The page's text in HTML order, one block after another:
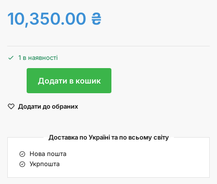
10,350.00 ₴
1 в наявності
Додати в кошик
Додати до обраних
Доставка по Україні та по всьому світу
Нова пошта
Укрпошта